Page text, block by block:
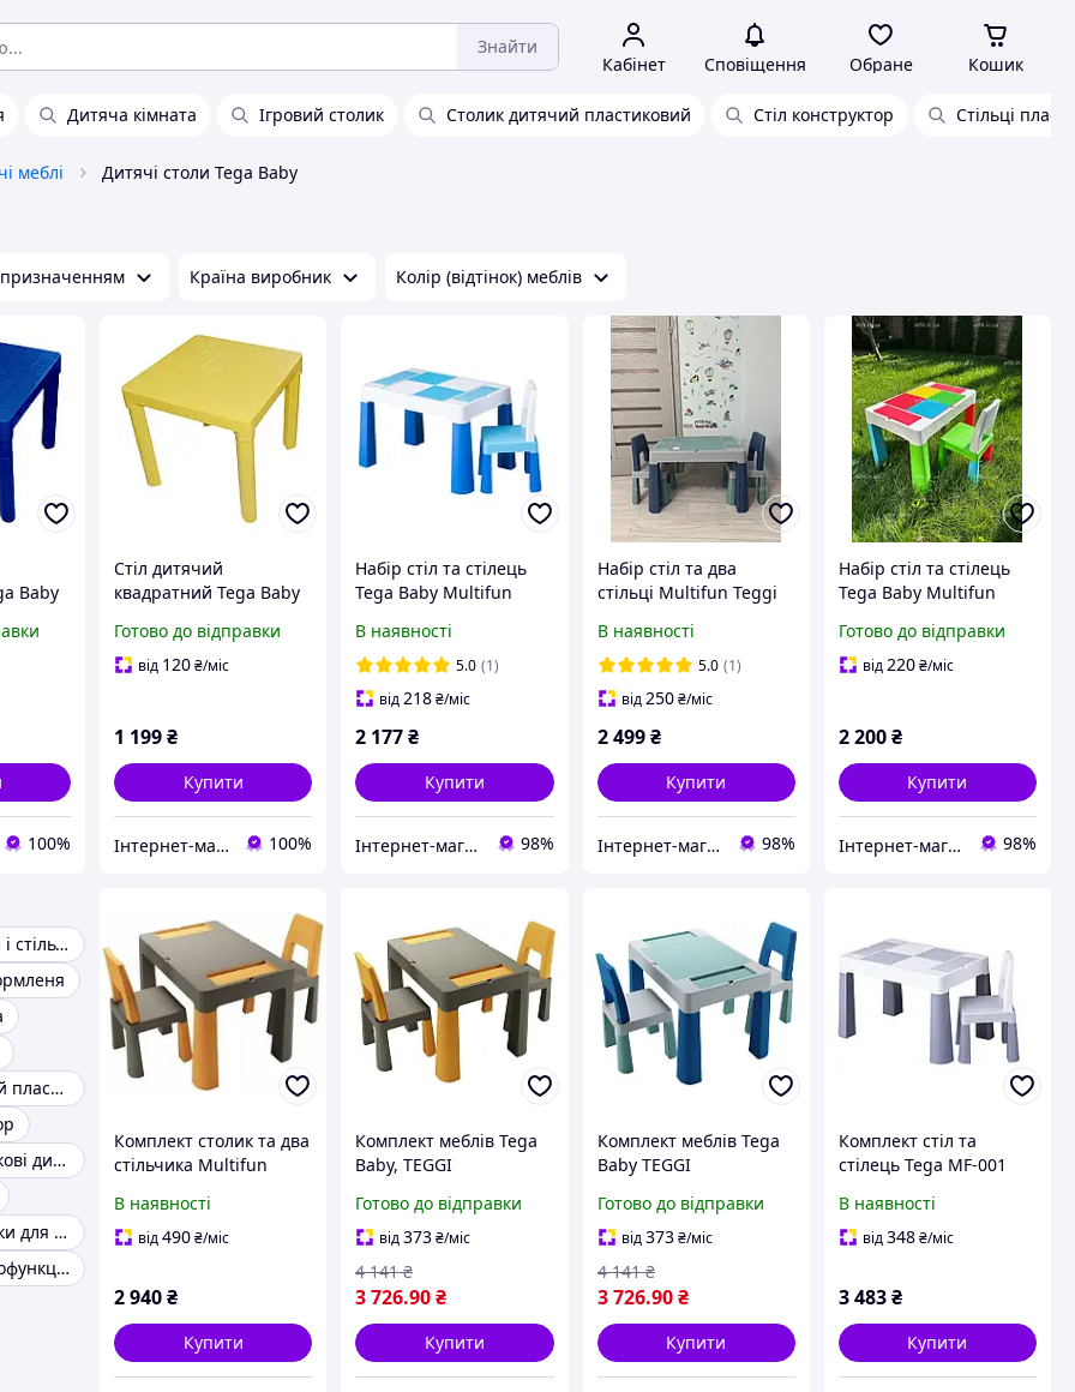
Знайти
Кабінет Сповіщення Обране Кошик
Дитяча кімната Ігровий столик Столик дитячий пластиковий Стіл конструктор Стільці
меблі Дитячі столи Tega Baby
призначенням Країна виробник Колір (відтінок) меблів
Baby
100%
Стіл дитячий
квадратний Tega Baby
Готово до відправки
від 120₴/міс
1 199₴
Купити
Інтернет-магазин "Казковий світ" 100%
Набір стіл та стілець
Tega Baby Multifun
В наявності
5.0 (1)
від218₴/міс
2 177₴
Купити
Інтернет-магазин elfik.in.ua 98%
Набір стіл та два
стільці Multifun Teggi
В наявності
5.0 (1)
від250 ₴/міс
2 499 ₴
Купити
Інтернет-магазин elfik.in.ua 98%
Набір стіл та стілець
Tega Baby Multifun
Готово до відправки
від220₴/міс
2 200₴
Купити
Інтернет-магазин elfik.in.ua 98%
Дитячі столики і стільчики
Столик дитячий пластиковий
Стільці пластикові дитячі
Дитячі стільчики для годування трансформери
Дитячий багатофункціональний столик
Комплект cтолик та два
стільчика Multifun
Гірчичиний
В наявності
від490₴/міс
2 940₴
Купити
Комплект меблів Tega
Baby, TEGGI
graphite mustard (TI-
011-172)
Готово до відправки
від373₴/міс
3 726.90₴
4 141 ₴
Купити
Комплект меблів Tega
Baby TEGGI
turquoise navy grey (TI-
011-173)
Готово до відправки
від373 ₴/міс
3 726.90 ₴
4 141 ₴
Купити
Комплект стіл та
стілець Tega MF-001
В наявності
від348₴/міс
3 483₴
Купити